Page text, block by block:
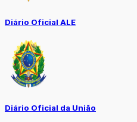
Diário Oficial ALE
Diário Oficial da União